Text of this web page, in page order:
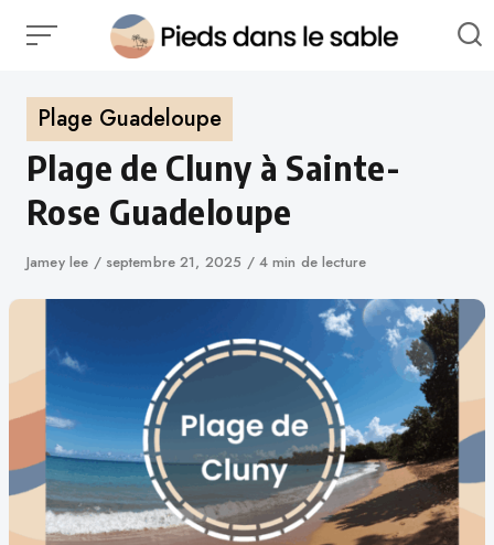
Plage Guadeloupe
Plage de Cluny à Sainte-
Rose Guadeloupe
Jamey lee septembre 21, 2025 4 min de lecture